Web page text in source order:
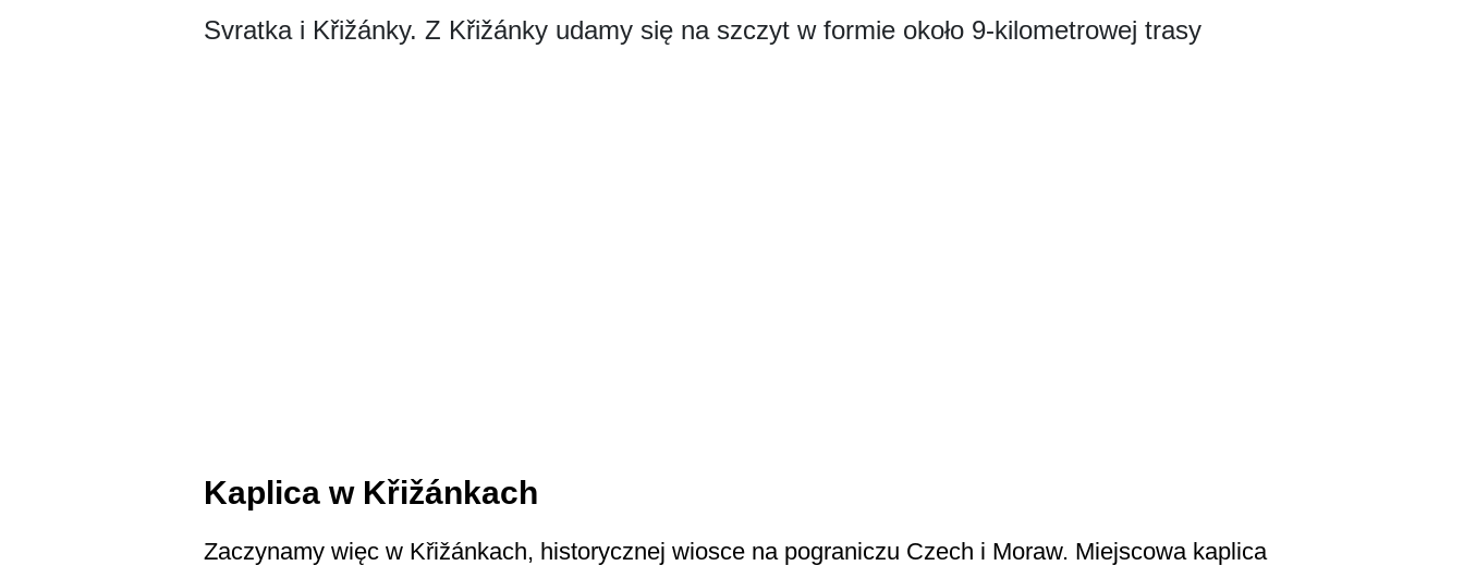
Svratka i Křižánky. Z Křižánky udamy się na szczyt w formie około 9-kilometrowej trasy
Kaplica w Křižánkach
Zaczynamy więc w Křižánkach, historycznej wiosce na pograniczu Czech i Moraw. Miejscowa kaplica